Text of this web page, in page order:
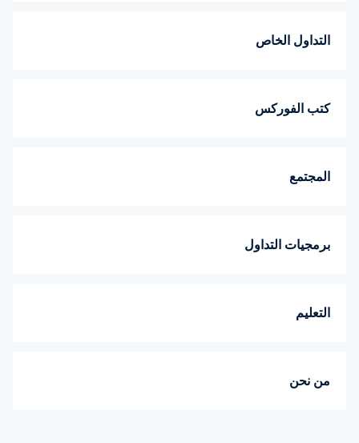
التداول الخاص
كتب الفوركس
المجتمع
برمجيات التداول
التعليم
من نحن